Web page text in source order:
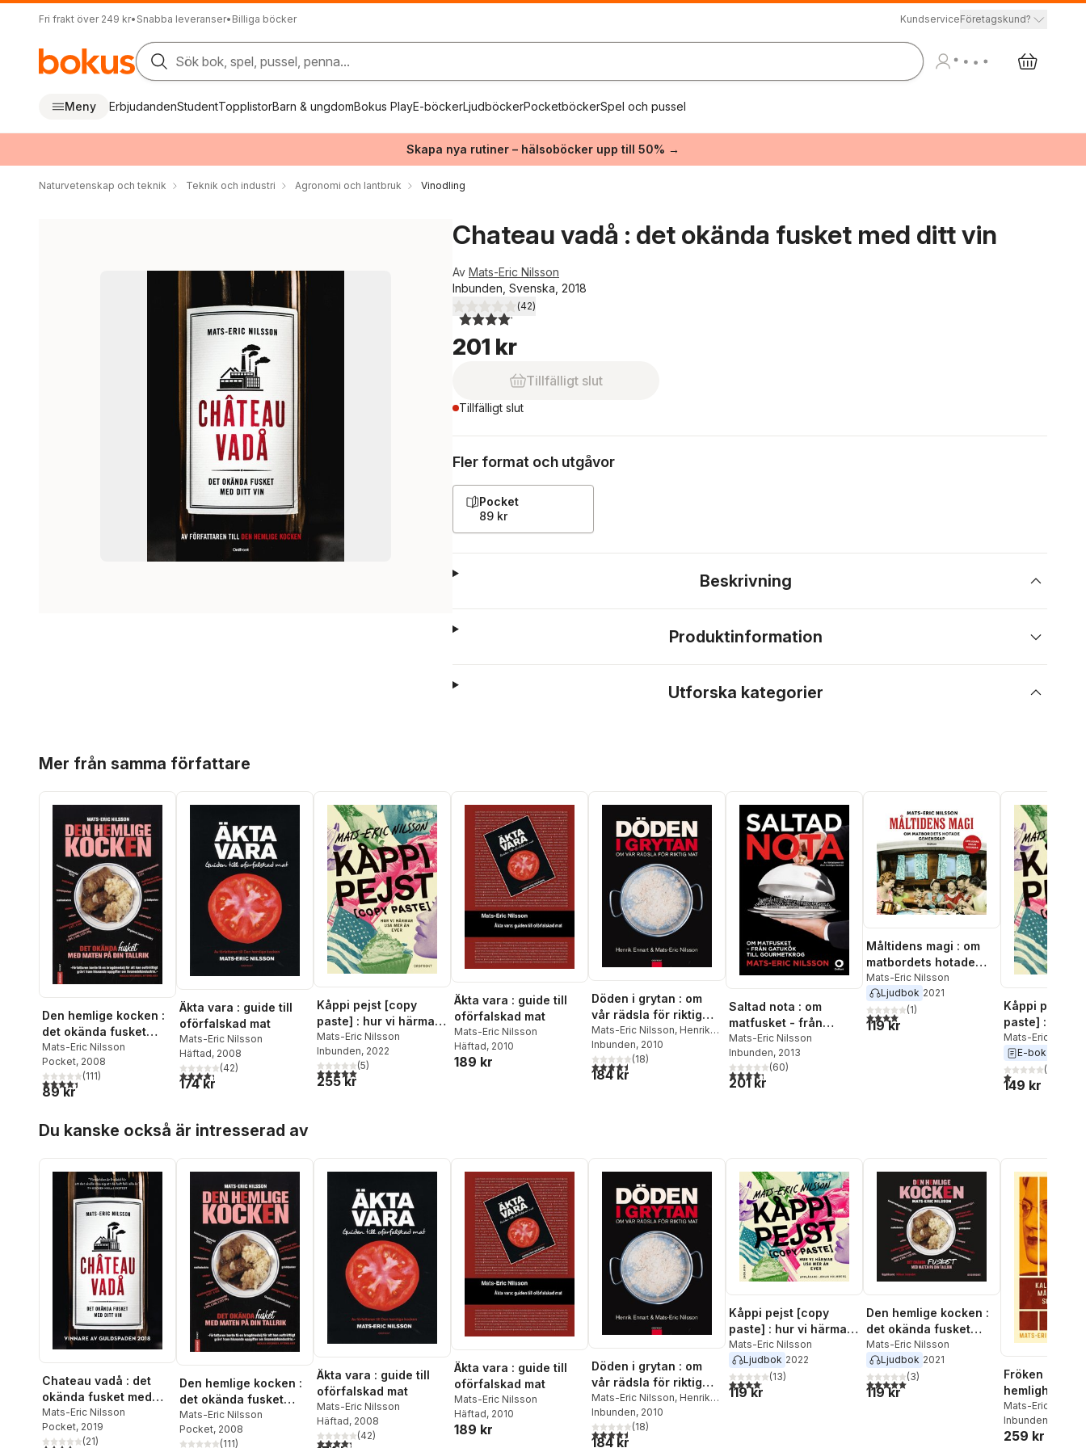
Fri frakt över 249 kr• Snabba leveranser• Billiga böcker KundserviceFöretagskund?
Sök bok, spel, pussel, penna...
Meny ErbjudandenStudentTopplistorBarn & ungdomBokus PlayE-böckerLjudböckerPocketböckerSpel och pussel
Skapa nya rutiner – hälsoböcker upp till 50% →
Naturvetenskap och teknik Teknik och industri Agronomi och lantbruk Vinodling
Chateau vadå : det okända fusket med ditt vin
Av Mats-Eric Nilsson
Inbunden, Svenska, 2018
4,1utav 5 stjärnor. Totalt antal röster:
(42)
201 kr
Tillfälligt slut
Tillfälligt slut
Fler format och utgåvor
Pocket
89 kr
Beskrivning
Produktinformation
Utforska kategorier
Mer från samma författare
Den hemlige kocken :
det okända fusket
med maten på din
tallrik
Mats-Eric Nilsson
Pocket, 2008
4,4utav 5 stjärnor. Totalt antal röster:
(111)
89 kr
Äkta vara : guide till
oförfalskad mat
Mats-Eric Nilsson
Häftad, 2008
4,3utav 5 stjärnor. Totalt antal röster:
(42)
174 kr
Kåppi pejst [copy
paste] : hur vi härmar
USA mer än ever
Mats-Eric Nilsson
Inbunden, 2022
5,0utav 5 stjärnor. Totalt antal röster:
(5)
255 kr
Äkta vara : guide till
oförfalskad mat
Mats-Eric Nilsson
Häftad, 2010
189 kr
Döden i grytan : om
vår rädsla för riktig
mat
Mats-Eric Nilsson, Henrik
Ennart
Inbunden, 2010
4,5utav 5 stjärnor. Totalt antal röster:
(18)
184 kr
Saltad nota : om
matfusket - från
gatukök till
gourmetkrog
Mats-Eric Nilsson
Inbunden, 2013
4,3utav 5 stjärnor. Totalt antal röster:
(60)
201 kr
Måltidens magi : om
matbordets hotade
gemenskap
Mats-Eric Nilsson
Ljudbok 2021
4,0utav 5 stjärnor. Totalt antal röster:
(1)
119 kr
Kåppi pejst
paste] : hur vi
USA mer än
Mats-Eric Nilsson
E-bok
1,0utav 5(
149 kr
Du kanske också är intresserad av
Chateau vadå : det
okända fusket med
ditt vin
Mats-Eric Nilsson
Pocket, 2019
(21)
Den hemlige kocken :
det okända fusket
med maten på din
tallrik
Mats-Eric Nilsson
Pocket, 2008
(111)
Äkta vara : guide till
oförfalskad mat
Mats-Eric Nilsson
Häftad, 2008
4,3utav 5 stjärnor. Totalt antal röster:
(42)
Äkta vara : guide till
oförfalskad mat
Mats-Eric Nilsson
Häftad, 2010
189 kr
Döden i grytan : om
vår rädsla för riktig
mat
Mats-Eric Nilsson, Henrik
Ennart
Inbunden, 2010
4,5utav 5 stjärnor. Totalt antal röster:
(18)
184 kr
Kåppi pejst [copy
paste] : hur vi härmar
USA mer än ever
Mats-Eric Nilsson
Ljudbok 2022
4,1utav 5 stjärnor. Totalt antal röster:
(13)
119 kr
Den hemlige kocken :
det okända fusket
med maten på din
tallrik
Mats-Eric Nilsson
Ljudbok 2021
5,0utav 5 stjärnor. Totalt antal röster:
(3)
119 kr
Fröken
hemlighet :
krigets
spiongåta
Mats-Eric Nilsson
Inbunden
259 kr